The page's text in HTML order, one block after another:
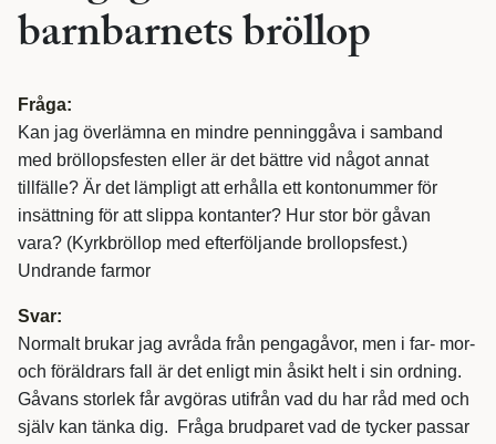
barnbarnets bröllop
Fråga:
Kan jag överlämna en mindre penninggåva i samband
med bröllopsfesten eller är det bättre vid något annat
tillfälle? Är det lämpligt att erhålla ett kontonummer för
insättning för att slippa kontanter? Hur stor bör gåvan
vara? (Kyrkbröllop med efterföljande brollopsfest.)
Undrande farmor
Svar:
Normalt brukar jag avråda från pengagåvor, men i far- mor-
och föräldrars fall är det enligt min åsikt helt i sin ordning.
Gåvans storlek får avgöras utifrån vad du har råd med och
själv kan tänka dig. Fråga brudparet vad de tycker passar